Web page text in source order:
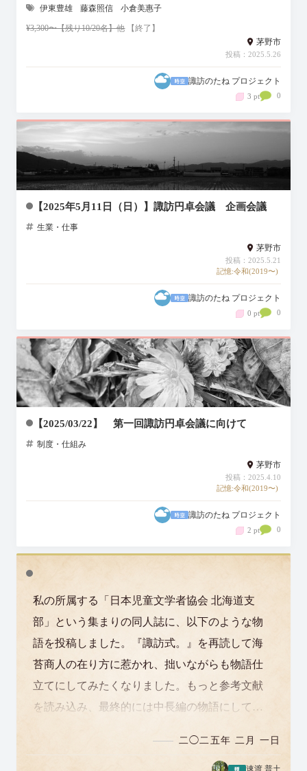
伊東豊雄
藤森照信 小倉美惠子
¥3,300〜【残り10/20名】他【終了】
茅野市
投稿：2025.5.26
諏訪のたね プロジェクト
3 pt 0
【2025年5月11日（日）】諏訪円卓会議 企画会議
生業・仕事
茅野市
投稿：2025.5.21
記憶:令和(2019〜)
諏訪のたね プロジェクト
0 pt 0
【2025/03/22】 第一回諏訪円卓会議に向けて
制度・仕組み
茅野市
投稿：2025.4.10
記憶:令和(2019〜)
諏訪のたね プロジェクト
2 pt 0
私の所属する「日本児童文学者協会 北海道支
部」という集まりの同人誌に、以下のような物
語を投稿しました。『諏訪式。』を再読して海
苔商人の在り方に惹かれ、拙いながらも物語仕
立てにしてみたくなりました。もっと参考文献
を読み込み、最終的には中長編の物語にして、
二◯二五年 二月 一日
速渡 普土